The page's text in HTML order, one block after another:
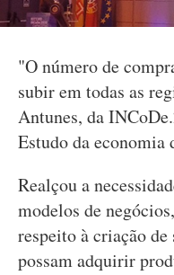
"O número de
subir em todas as
Antunes, da
Estudo da economia
Realçou a
modelos de
respeito à criação de
possam adquirir